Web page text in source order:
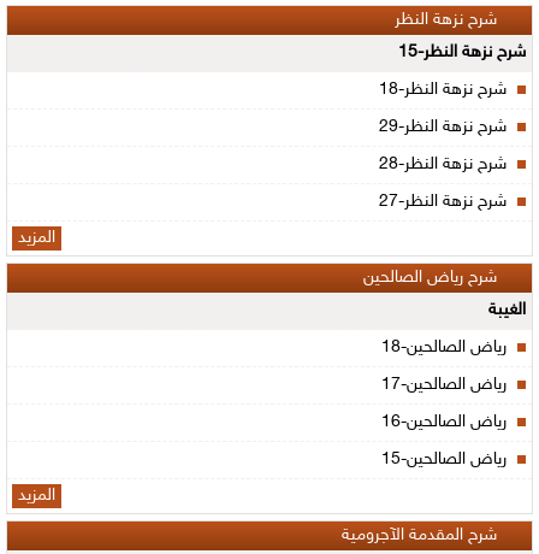
شرح نزهة النظر
شرح نزهة النظر-15
شرح نزهة النظر-18
شرح نزهة النظر-29
شرح نزهة النظر-28
شرح نزهة النظر-27
المزيد
شرح رياض الصالحين
الغيبة
رياض الصالحين-18
رياض الصالحين-17
رياض الصالحين-16
رياض الصالحين-15
المزيد
شرح المقدمة الآجرومية